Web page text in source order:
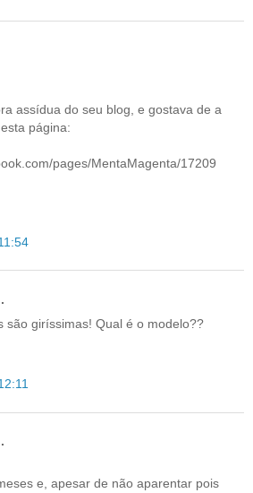
assídua do seu blog, e gostava de a
página:
pages/MentaMagenta/17209
são giríssimas! Qual é o modelo??
e, apesar de não aparentar pois